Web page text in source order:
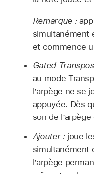
Remarque :
simultanément
et commence
Gated
au mode
l’arpège ne se
appuyée. Dès
son de
Ajouter :joue
simultanément
l’arpège